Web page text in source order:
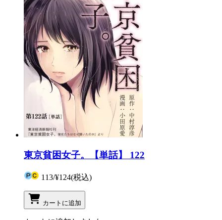
東京貧困女子。【単話】 122
113/¥124(税込)
カートに追加